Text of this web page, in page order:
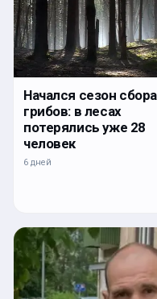
Начался сезон сбора
грибов: в лесах
потерялись уже 28
человек
6 дней